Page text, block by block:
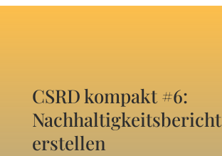
CSRD kompakt #6:
Nachhaltigkeitsbericht
erstellen